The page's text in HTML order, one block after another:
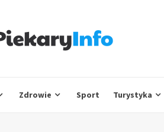
Zdrowie Sport Turystyka